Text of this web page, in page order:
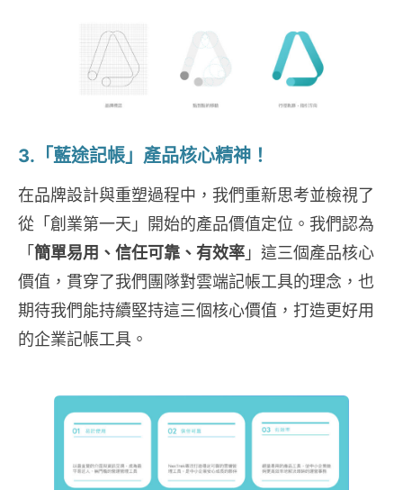
3.「藍途記帳」產品核心精神！
在品牌設計與重塑過程中，我們重新思考並檢視了
從「創業第一天」開始的產品價值定位。我們認為
「 簡單易用、信任可靠、有效率 」這三個產品核心
價值，貫穿了我們團隊對雲端記帳工具的理念，也
期待我們能持續堅持這三個核心價值，打造更好用
的企業記帳工具。